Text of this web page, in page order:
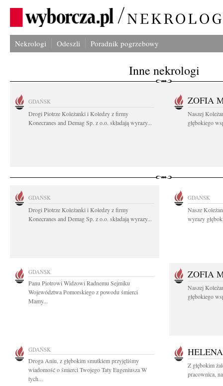
Nekrologi Odeszli Poradnik pogrzebowy
Inne nekrologi
GDAŃSK
Drogi Piotrze Koleżanki i Koledzy z firmy
Konecranes and Demag Sp. z o.o. składają wyrazy...
ZOFIA
Naszej
głębokiego
GDAŃSK
Drogi Piotrze Koleżanki i Koledzy z firmy
Konecranes and Demag Sp. z o.o. składają wyrazy...
GDAŃSK
Nasze
wyrazy
GDAŃSK
Panu Piotrowi Widzowi Radnemu Sejmiku
Województwa Pomorskiego z powodu śmierci
Mamy...
ZOFIA
Naszej
głębokiego
GDAŃSK
Droga Aniu, z głębokim smutkiem przyjęliśmy
wiadomość o śmierci Twojego Taty Eugeniusza W
tych...
Z głębokim
pracownica,